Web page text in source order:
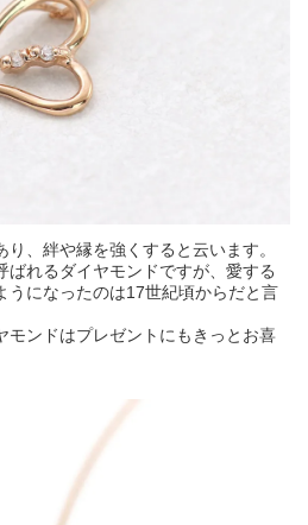
、絆や縁を強くすると云います。
ばれるダイヤモンドですが、愛する
うになったのは17世紀頃からだと言
モンドはプレゼントにもきっとお喜